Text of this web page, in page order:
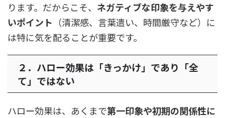
ります。だからこそ、 ネガティブな印象を与えやす
いポイント （清潔感、言葉遣い、時間厳守など）に
は特に気を配ることが重要です。
２．ハロー効果は「きっかけ」であり「全
て」ではない
ハロー効果は、あくまで第一印象や初期の関係性に